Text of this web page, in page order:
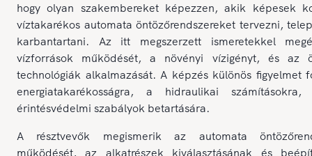
hogy olyan szakembereket képezzen, akik képesek
víztakarékos automata öntözőrendszereket tervezni,
karbantartani. Az itt megszerzett ismeretekkel
vízforrások működését, a növényi vízigényt, és az
technológiák alkalmazását. A képzés különös figyelmet
energiatakarékosságra, a hidraulikai
érintésvédelmi szabályok betartására.
A résztvevők megismerik az automata